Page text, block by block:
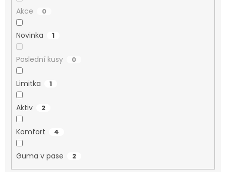
Akce 0
Novinka 1
Poslední kusy 0
Limitka 1
Aktiv 2
Komfort 4
Guma v pase 2